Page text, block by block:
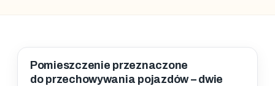
Pomieszczenie przeznaczone
do przechowywania pojazdów – dwie